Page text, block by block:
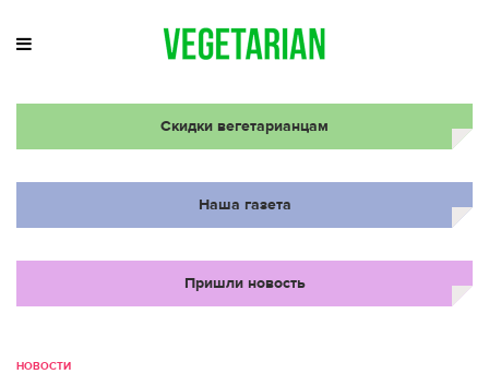
Скидки вегетарианцам
Наша газета
Пришли новость
НОВОСТИ